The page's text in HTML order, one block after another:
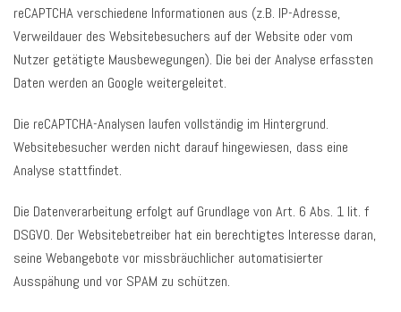
reCAPTCHA verschiedene Informationen aus (z.B. IP-Adresse,
Verweildauer des Websitebesuchers auf der Website oder vom
Nutzer getätigte Mausbewegungen). Die bei der Analyse erfassten
Daten werden an Google weitergeleitet.
Die reCAPTCHA-Analysen laufen vollständig im Hintergrund.
Websitebesucher werden nicht darauf hingewiesen, dass eine
Analyse stattfindet.
Die Datenverarbeitung erfolgt auf Grundlage von Art. 6 Abs. 1 lit. f
DSGVO. Der Websitebetreiber hat ein berechtigtes Interesse daran,
seine Webangebote vor missbräuchlicher automatisierter
Ausspähung und vor SPAM zu schützen.